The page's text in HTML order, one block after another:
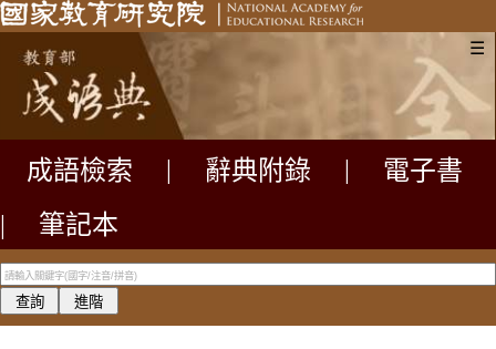
☰
成語檢索 辭典附錄
電子書
|
筆記本